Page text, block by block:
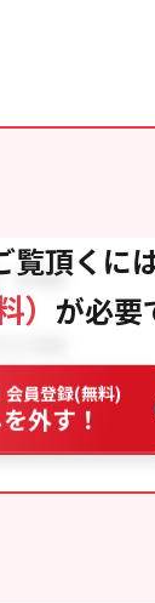
頂くには
が必要
会員登録(無料)
外す！